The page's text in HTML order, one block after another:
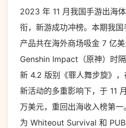
2023 年 11 月我国手游出海
衔，新游成功冲榜。本期我
产品共在海外商场吸金 7 亿美
Genshin Impact（原神）时
新 4.2 版别《罪人舞步旋》
新活动的多重影响下，于 11
万美元，重回出海收入榜第
为 Whiteout Survival 和